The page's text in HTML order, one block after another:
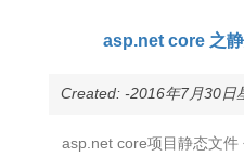
asp.net core 之
Created: -2016年7月30日
asp.net core项目静态文件